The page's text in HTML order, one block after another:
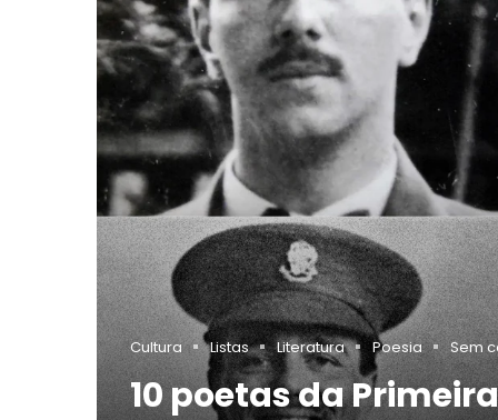
Cultura Listas Literatura Poesia Sem
10 poetas da